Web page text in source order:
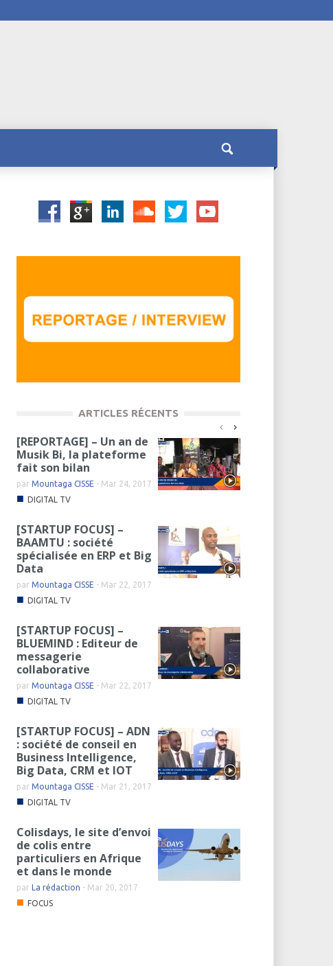
ARTICLES RÉCENTS
[REPORTAGE] – Un an de
Musik Bi, la plateforme
fait son bilan
parMountaga CISSE - Mar 24, 2017
■ DIGITAL TV
[STARTUP FOCUS] –
BAAMTU : société
spécialisée en ERP et Big
Data
parMountaga CISSE - Mar 22, 2017
■ DIGITAL TV
[STARTUP FOCUS] –
BLUEMIND : Editeur de
messagerie
collaborative
parMountaga CISSE - Mar 22, 2017
■ DIGITAL TV
[STARTUP FOCUS] – ADN
: société de conseil en
Business Intelligence,
Big Data, CRM et IOT
parMountaga CISSE - Mar 21, 2017
■ DIGITAL TV
Colisdays, le site d’envoi
de colis entre
particuliers en Afrique
et dans le monde
parLa rédaction - Mar 20, 2017
■ FOCUS